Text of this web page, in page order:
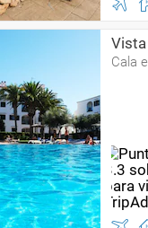
Cala